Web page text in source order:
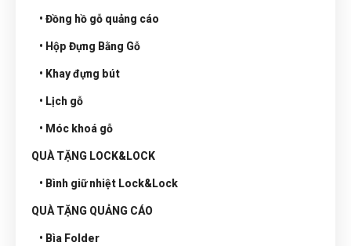
• Đồng hồ gỗ quảng cáo
• Hộp Đựng Bằng Gỗ
• Khay đựng bút
• Lịch gỗ
• Móc khoá gỗ
QUÀ TẶNG LOCK&LOCK
• Bình giữ nhiệt Lock&Lock
QUÀ TẶNG QUẢNG CÁO
• Bìa Folder